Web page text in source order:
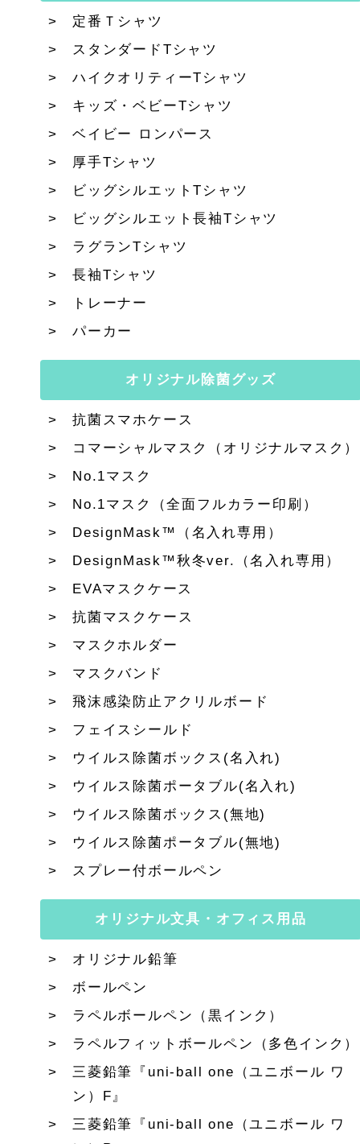
定番Ｔシャツ
スタンダードTシャツ
ハイクオリティーTシャツ
キッズ・ベビーTシャツ
ベイビー ロンパース
厚手Tシャツ
ビッグシルエットTシャツ
ビッグシルエット長袖Tシャツ
ラグランTシャツ
長袖Tシャツ
トレーナー
パーカー
オリジナル除菌グッズ
抗菌スマホケース
コマーシャルマスク（オリジナルマスク）
No.1マスク
No.1マスク（全面フルカラー印刷）
DesignMask™（名入れ専用）
DesignMask™秋冬ver.（名入れ専用）
EVAマスクケース
抗菌マスクケース
マスクホルダー
マスクバンド
飛沫感染防止アクリルボード
フェイスシールド
ウイルス除菌ボックス(名入れ)
ウイルス除菌ポータブル(名入れ)
ウイルス除菌ボックス(無地)
ウイルス除菌ポータブル(無地)
スプレー付ボールペン
オリジナル文具・オフィス用品
オリジナル鉛筆
ボールペン
ラペルボールペン（黒インク）
ラペルフィットボールペン（多色インク）
三菱鉛筆『uni-ball one（ユニボール ワ
ン）F』
三菱鉛筆『uni-ball one（ユニボール ワ